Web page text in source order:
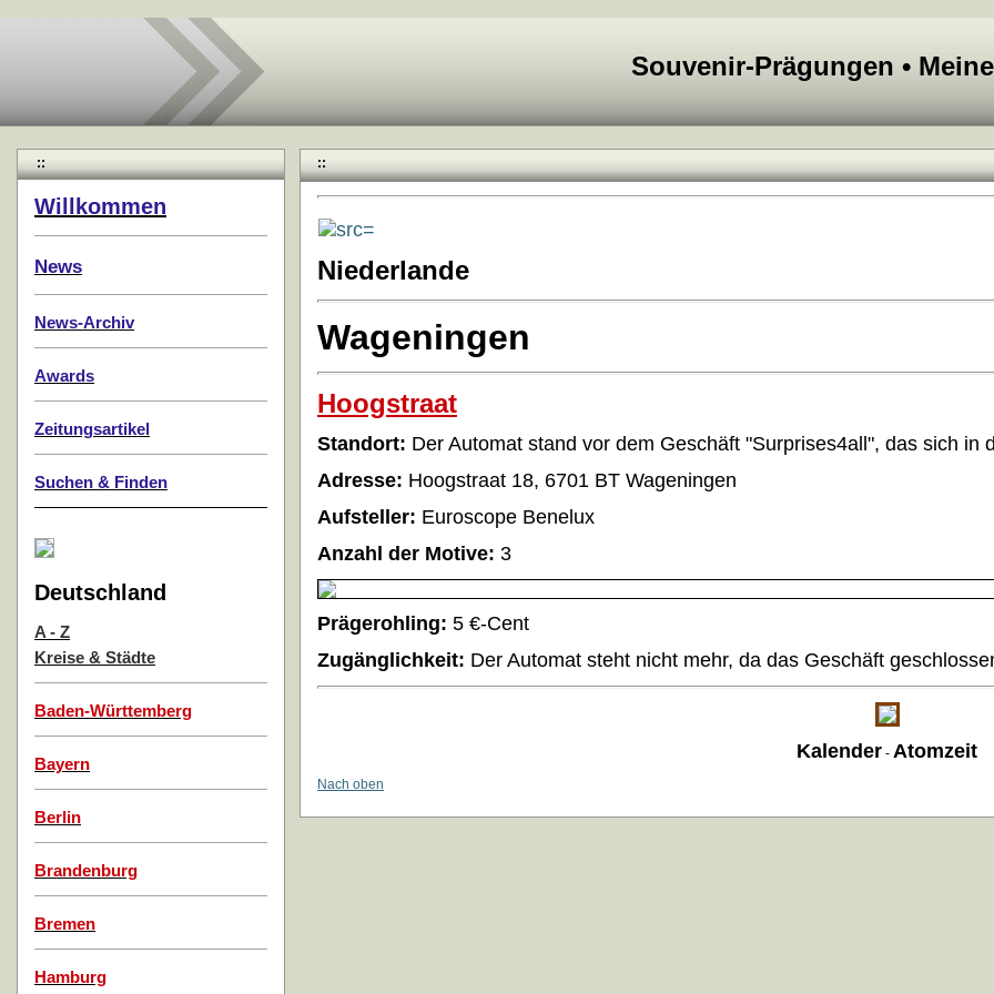
Souvenir-Prägungen •
::
Willkommen
News
News-Archiv
Awards
Zeitungsartikel
Suchen & Finden
Deutschland
A - Z
Kreise & Städte
Baden-Württemberg
Bayern
Berlin
Brandenburg
Bremen
Hamburg
::
Niederlande
Wageningen
Hoogstraat
Standort: Der Automat stand vor dem Geschäft "Surprises4all", das sich in
Adresse: Hoogstraat 18, 6701 BT Wageningen
Aufsteller: Euroscope Benelux
Anzahl der Motive: 3
Prägerohling: 5 €-Cent
Zugänglichkeit: Der Automat steht nicht mehr, da das Geschäft
Kalender - Atomzeit
Nach oben